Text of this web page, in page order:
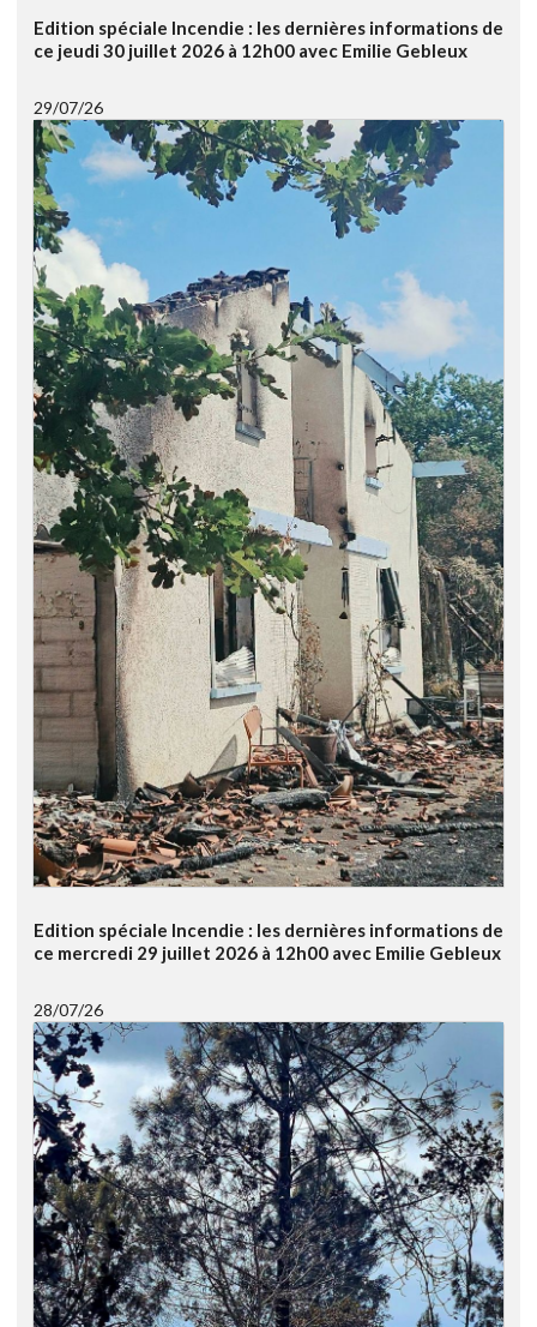
Edition spéciale Incendie : les dernières informations de
ce jeudi 30 juillet 2026 à 12h00 avec Emilie Gebleux
29/07/26
Edition spéciale Incendie : les dernières informations de
ce mercredi 29 juillet 2026 à 12h00 avec Emilie Gebleux
28/07/26